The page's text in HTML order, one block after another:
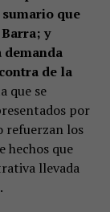
que
y
demanda
de la
que se
por
refuerzan los
hechos que
llevada